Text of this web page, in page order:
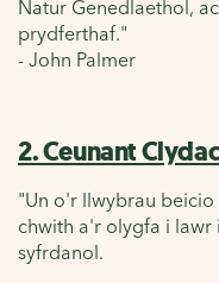
Natur Genedlaethol,
prydferthaf."
- John Palmer
2. Ceunant
"Un o'r llwybrau
chwith a'r olygfa i
syfrdanol.